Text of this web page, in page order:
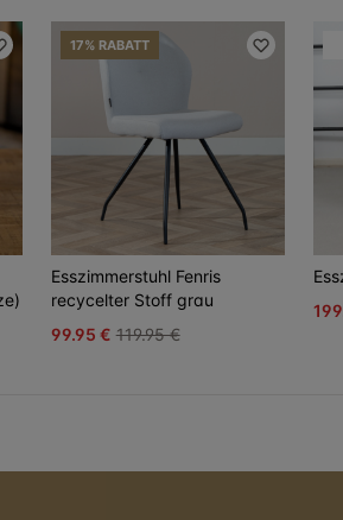
17% RABATT
Esszimmerstuhl Fenris
recycelter Stoff grau
99.95 € 119.95 €